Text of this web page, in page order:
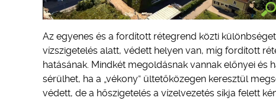
Az egyenes és a fordított rétegrend közti
vízszigetelés alatt, védett helyen van, míg fordított
hatásának. Mindkét megoldásnak vannak előnyei és
sérülhet, ha a „vékony” ültetőközegen keresztül
védett, de a hőszigetelés a vízelvezetés síkja felett